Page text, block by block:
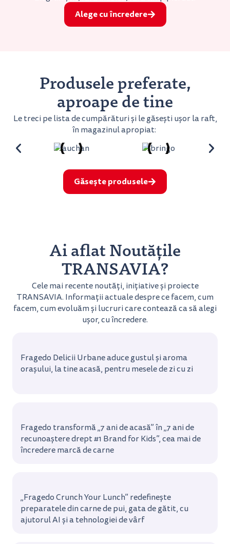
Alege cu încredere
Produsele preferate,
aproape de tine
Le treci pe lista de cumpărături și le găsești ușor la raft,
în magazinul apropiat:
Găsește produsele
Ai aflat Noutățile
TRANSAVIA?
Cele mai recente noutăți, inițiative și proiecte
TRANSAVIA. Informații actuale despre ce facem, cum
facem, cum evoluăm și lucruri care contează ca să alegi
ușor, cu încredere.
Fragedo Delicii Urbane aduce gustul și aroma
orașului, la tine acasă, pentru mesele de zi cu zi
Fragedo transformă „7 ani de acasă” în „7 ani de
recunoaștere drept #1 Brand for Kids”, cea mai de
încredere marcă de carne
„Fragedo Crunch Your Lunch” redefinește
preparatele din carne de pui, gata de gătit, cu
ajutorul AI și a tehnologiei de vârf